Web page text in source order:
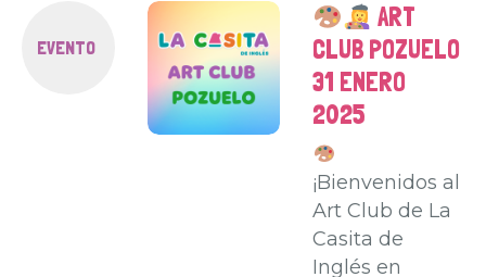
EVENTO
ART
CLUB POZUELO
31 ENERO
2025
¡Bienvenidos al
Art Club de La
Casita de
Inglés en